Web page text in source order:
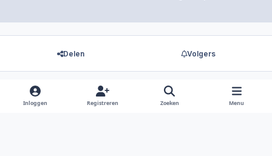
Delen Volgers
Er zijn geen reacties om weer te geven.
Inloggen Registreren Zoeken Menu